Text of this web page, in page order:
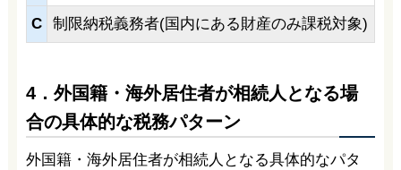
C 制限納税義務者(国内にある財産のみ課税対象)
4．外国籍・海外居住者が相続人となる場
合の具体的な税務パターン
外国籍・海外居住者が相続人となる具体的なパタ